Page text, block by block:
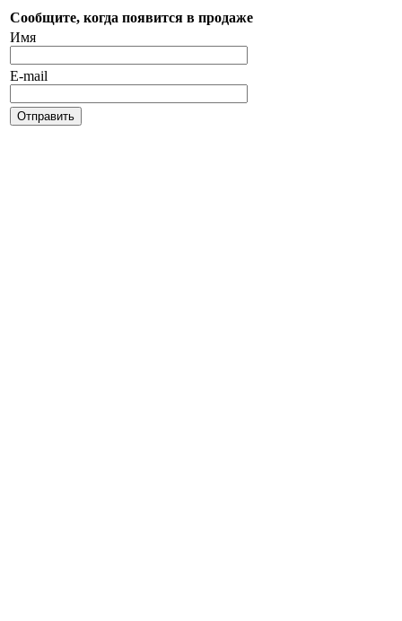
Сообщите, когда появится в продаже
Имя
E-mail